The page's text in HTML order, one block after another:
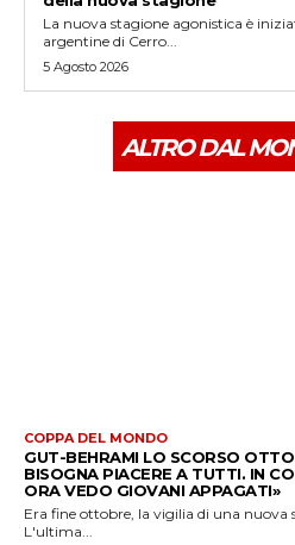
La nuova stagione agonistica è
argentine di Cerro...
5 Agosto 2026
ALTRO DAL
COPPA DEL MONDO
GUT-BEHRAMI LO SCORSO
BISOGNA PIACERE A TUTTI. IN
ORA VEDO GIOVANI APPAGATI»
Era fine ottobre, la vigilia di una nuova
L'ultima...